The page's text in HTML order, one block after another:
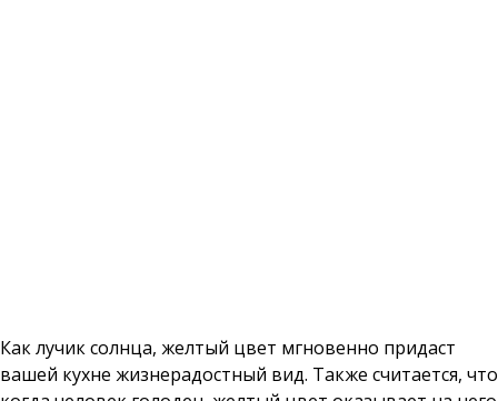
Как лучик солнца, желтый цвет мгновенно придаст
вашей кухне жизнерадостный вид. Также считается, что